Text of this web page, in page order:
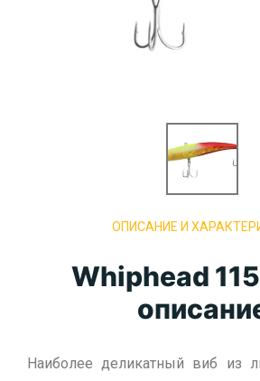
ОПИСАНИЕ И
Whiphead
Наиболее деликатный виб из